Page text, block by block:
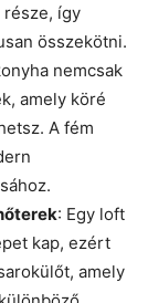
része, így
összekötni.
nemcsak
amely köré
A fém
: Egy loft
kap, ezért
amely